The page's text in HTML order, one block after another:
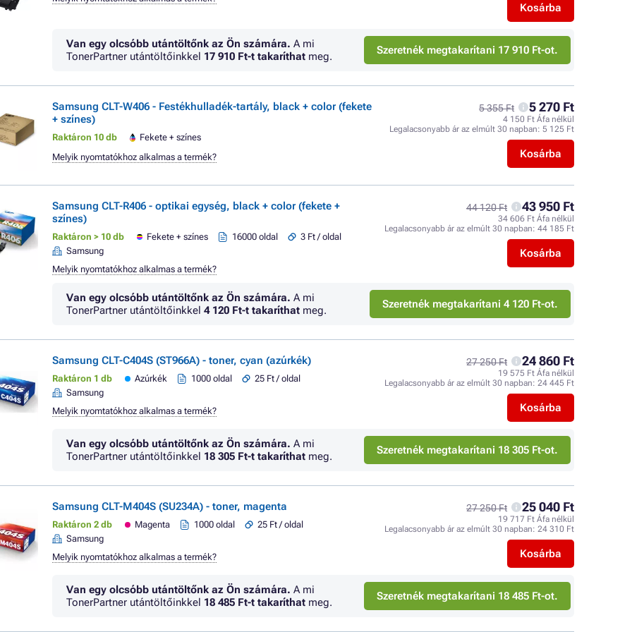
Kosárba
Van egy olcsóbb utántöltőnk az Ön számára. A mi
TonerPartner utántöltőinkkel 17 910 Ft-t takaríthat meg. Szeretnék megtakarítani 17 910 Ft-ot.
Samsung CLT-W406 - Festékhulladék-tartály, black + color (fekete
+ színes)
Raktáron 10 db Fekete + színes
5 355 Ft 5 270 Ft
4 150 Ft Áfa nélkül
Legalacsonyabb ár az elmúlt 30 napban: 5 125 Ft
Kosárba
Melyik nyomtatókhoz alkalmas a termék?
Samsung CLT-R406 - optikai egység, black + color (fekete +
színes)
Raktáron > 10 db Fekete + színes 16000 oldal
3 Ft / oldal
Samsung
44 120 Ft 43 950 Ft
34 606 Ft Áfa nélkül
Legalacsonyabb ár az elmúlt 30 napban: 44 185 Ft
Kosárba
Melyik nyomtatókhoz alkalmas a termék?
Van egy olcsóbb utántöltőnk az Ön számára. A mi
TonerPartner utántöltőinkkel 4 120 Ft-t takaríthat meg. Szeretnék megtakarítani 4 120 Ft-ot.
Samsung CLT-C404S (ST966A) - toner, cyan (azúrkék)
Raktáron 1 db Azúrkék 1000 oldal
25 Ft / oldal
Samsung
27 250 Ft 24 860 Ft
19 575 Ft Áfa nélkül
Legalacsonyabb ár az elmúlt 30 napban: 24 445 Ft
Kosárba
Melyik nyomtatókhoz alkalmas a termék?
Van egy olcsóbb utántöltőnk az Ön számára. A mi
TonerPartner utántöltőinkkel 18 305 Ft-t takaríthat meg. Szeretnék megtakarítani 18 305 Ft-ot.
Samsung CLT-M404S (SU234A) - toner, magenta
Raktáron 2 db Magenta 1000 oldal
25 Ft / oldal
Samsung
27 250 Ft 25 040 Ft
19 717 Ft Áfa nélkül
Legalacsonyabb ár az elmúlt 30 napban: 24 310 Ft
Kosárba
Melyik nyomtatókhoz alkalmas a termék?
Van egy olcsóbb utántöltőnk az Ön számára. A mi
TonerPartner utántöltőinkkel 18 485 Ft-t takaríthat meg. Szeretnék megtakarítani 18 485 Ft-ot.